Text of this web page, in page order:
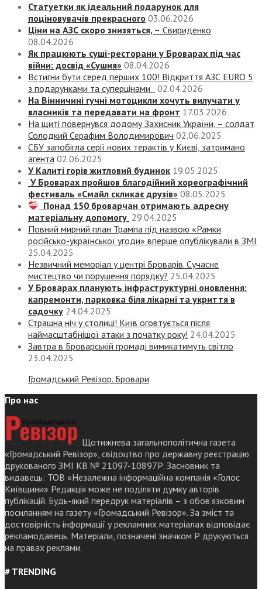
Статуетки як ідеальний подарунок для
поціновувачів прекрасного 03.06.2026
Ціни на АЗС скоро знизяться, – Свириденко
08.04.2026
Як працюють суші-ресторани у Броварах під час
війни: досвід «Сушия» 08.04.2026
Встигни бути серед перших 100! Відкриття АЗС EURO 5
з подарунками та суперцінами
02.04.2026
На Вінничині гучні мотоцикли хочуть вилучати у
власників та передавати на фронт 17.03.2026
На щиті повернувся додому Захисник України, – солдат
Солодкий Серафим Володимирович 02.06.2025
СБУ запобігла серії нових терактів у Києві, затримано
агента 02.06.2025
У Калиті горів житловий будинок 19.05.2025
У Броварах пройшов благодійний хореографічний
фестиваль «Смайл скликає друзів» 08.05.2025
Понад 150 броварчан отримають адресну
матеріальну допомогу 29.04.2025
Повний мирний план Трампа під назвою «‎Рамки
російсько-української угоди» вперше опублікували в ЗМІ
25.04.2025
Незвичний меморіал у центрі Броварів. Сучасне
мистецтво чи порушення порядку? 25.04.2025
У Броварах планують інфраструктурні оновлення:
капремонти, парковка біля лікарні та укриття в
садочку 24.04.2025
Страшна ніч у столиці! Київ оговтується після
наймасштабнішої атаки з початку року! 24.04.2025
Завтра в Броварській громаді вимикатимуть світло
23.04.2025
Громадський Ревізор. Бровари
Про нас
Щотижнева загальнополітична газета
«Громадський Ревізор», свідоцтво про державну реєстрацію
друкованого ЗМІ КВ № 21097-10897Р. Засновник та
видавець: ТОВ «Незалежна інформаційна компанія «Голос
Київщини» Редакція може не поділяти думку авторів
публікацій. Будь-який передрук матеріалів – з обов’язковим
посиланням на газету «Громадський Ревізор». За зміст та
достовірність інформації у рекламних матеріалах відповідає
рекламодавець. Матеріали, позначені значком Р друкуються
на правах реклами.
# TRENDING